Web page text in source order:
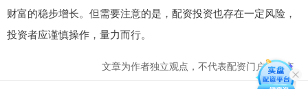
财富的稳步增长。但需要注意的是，配资投资也存在一定风险，
投资者应谨慎操作，量力而行。
文章为作者独立观点，不代表配资门户网观点